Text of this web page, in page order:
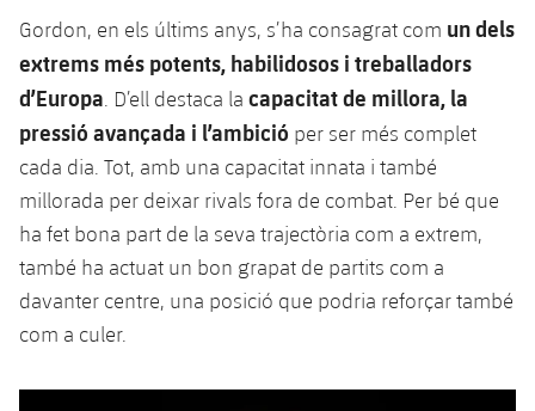
Jugadors
Calendari
Resultats
Classificació
Fotos
Notícies
Voleibol masculí
Voleibol femení
Apunta't a les amateurs
plusicon
més
Apunta't a les amateurs
Carnet de l'Esportista Amateur
PLUSICON
MÉS
League of Legends
VALORANT Rising
VALORANT Game Changers
eFootball
Gordon, en els últims anys, s’ha consagrat com un dels
extrems més potents, habilidosos i treballadors
d’Europa . D’ell destaca la capacitat de millora, la
pressió avançada i l’ambició per ser més complet
cada dia. Tot, amb una capacitat innata i també
millorada per deixar rivals fora de combat. Per bé que
ha fet bona part de la seva trajectòria com a extrem,
també ha actuat un bon grapat de partits com a
davanter centre, una posició que podria reforçar també
com a culer.